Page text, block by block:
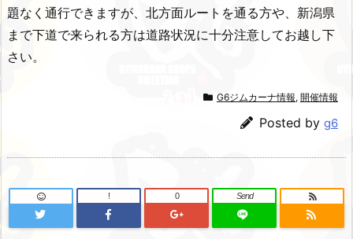
題なく通行できますが、北方面ルートを通る方や、新潟県
まで下道で来られる方は道路状況に十分注意してお越し下
さい。
G6ジムカーナ情報, 開催情報
Posted by g6
! 0 Send